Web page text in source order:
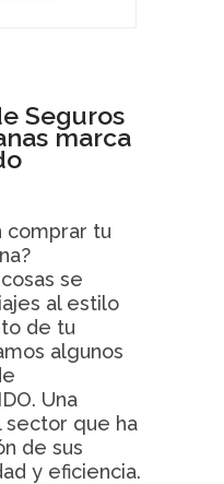
Seguros
marca
comprar tu
se
al estilo
de tu
algunos
Una
que ha
de sus
y eficiencia.